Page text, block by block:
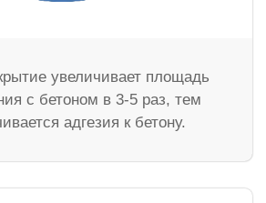
увеличивает площадь
с бетоном в 3-5 раз, тем
адгезия к бетону.